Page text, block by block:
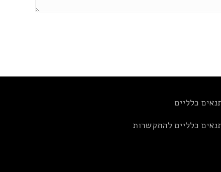
כלליים
כלליים להתקשרות